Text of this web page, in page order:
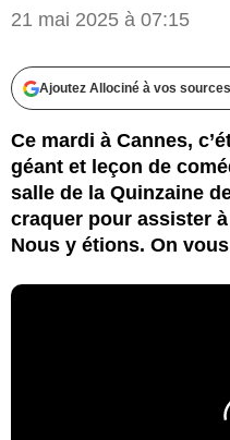
21 mai 2025 à 07:15
Ajoutez Allociné à vos
Ce mardi à Cannes,
géant et leçon de
salle de la Quinzaine
craquer pour assister
Nous y étions. On